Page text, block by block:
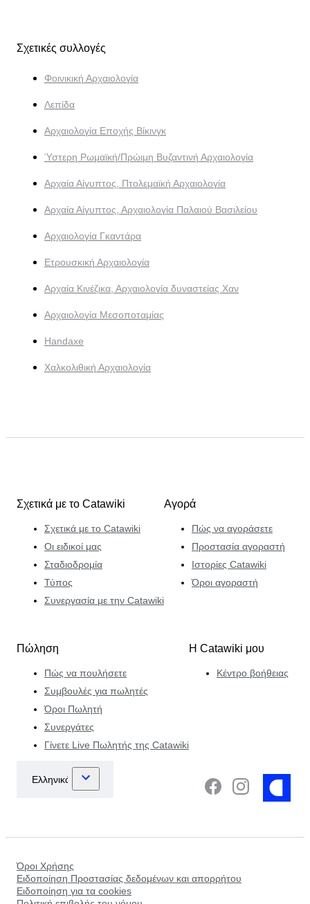
Σχετικές συλλογές
Φοινικική Αρχαιολογία
Λεπίδα
Αρχαιολογία Εποχής Βίκινγκ
Ύστερη Ρωμαϊκή/Πρώιμη Βυζαντινή Αρχαιολογία
Αρχαία Αίγυπτος, Πτολεμαϊκή Αρχαιολογία
Αρχαία Αίγυπτος, Αρχαιολογία Παλαιού Βασιλείου
Αρχαιολογία Γκαντάρα
Ετρουσκική Αρχαιολογία
Αρχαία Κινέζικα, Αρχαιολογία δυναστείας Χαν
Αρχαιολογία Μεσοποταμίας
Handaxe
Χαλκολιθική Αρχαιολογία
Σχετικά με το Catawiki
Σχετικά με το Catawiki
Οι ειδικοί μας
Σταδιοδρομία
Τύπος
Συνεργασία με την Catawiki
Αγορά
Πώς να αγοράσετε
Προστασία αγοραστή
Ιστορίες Catawiki
Όροι αγοραστή
Πώληση
Πώς να πουλήσετε
Συμβουλές για πωλητές
Όροι Πωλητή
Συνεργάτες
Γίνετε Live Πωλητής της Catawiki
Η Catawiki μου
Κέντρο βοήθειας
Όροι Χρήσης
Ειδοποίηση Προστασίας δεδομένων και απορρήτου
Ειδοποίηση για τα cookies